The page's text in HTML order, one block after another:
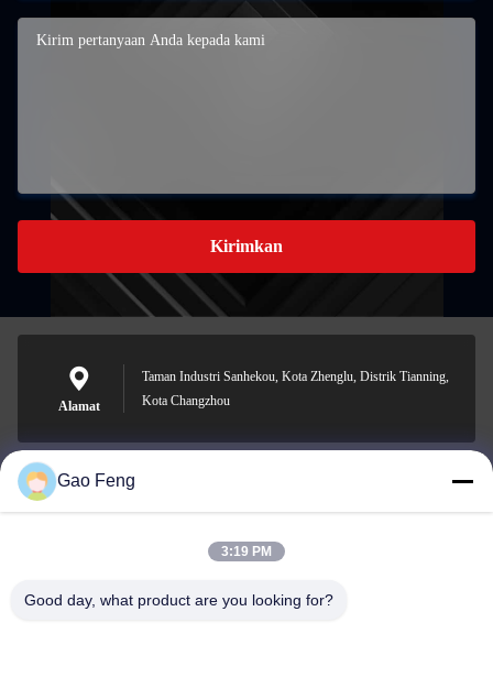
Kirimkan
Alamat
Taman Industri Sanhekou, Kota Zhenglu, Distrik Tianning,
Kota Changzhou
suli@sulidry.com
Gao Feng
3:19 PM
Good day, what product are you looking for?